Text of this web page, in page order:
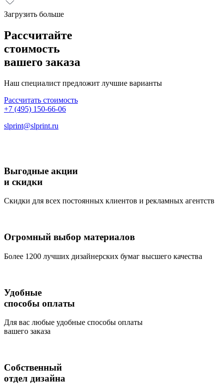
Бумажные пакеты
Ежедневники
Листовки
Буклеты
Каталоги на КБС
Блокноты
Бумажные папки
Бумажные пакеты
Загрузить больше
Рассчитайте
стоимость
вашего заказа
Наш специалист предложит лучшие варианты
Рассчитать стоимость
+7 (495) 150-66-06
slprint@slprint.ru
Выгодные акции
и скидки
Скидки для всех постоянных клиентов и рекламных агентств
Огромный выбор материалов
Более 1200 лучших дизайнерских бумаг высшего качества
Удобные
способы оплаты
Для вас любые удобные способы оплаты
вашего заказа
Собственный
отдел дизайна